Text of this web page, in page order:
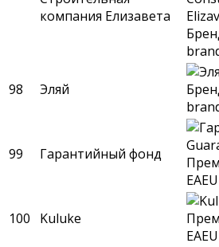
компания Елизавета
98 Эляй
99 Гарантийный фонд
100 Kuluke